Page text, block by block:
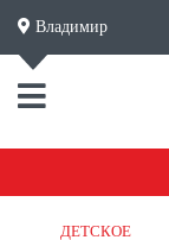
Владимир
ДЕТСКОЕ